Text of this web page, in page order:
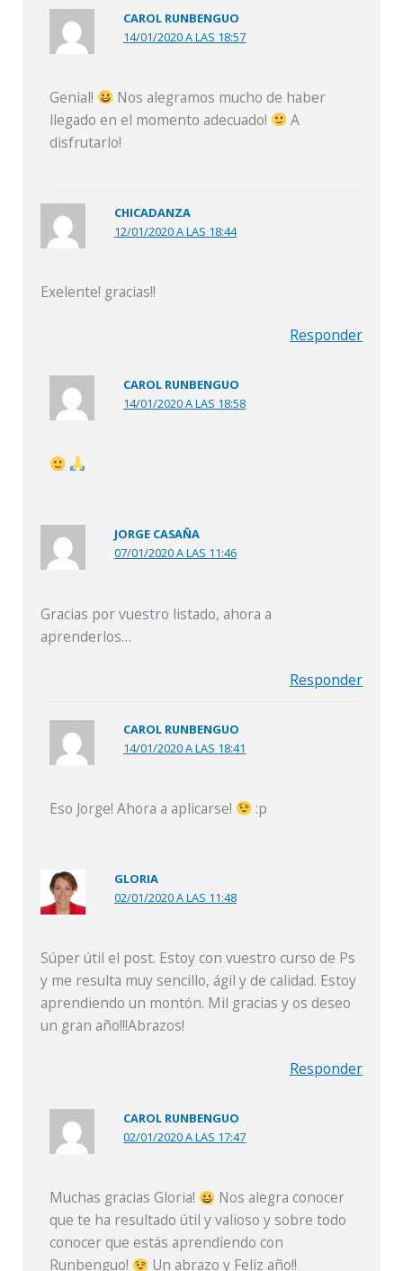
CAROL RUNBENGUO
14/01/2020 A LAS 18:57
Genial!
Nos alegramos mucho de haber
llegado en el momento adecuado!
A
disfrutarlo!
CHICADANZA
12/01/2020 A LAS 18:44
Exelente! gracias!!
Responder
CAROL RUNBENGUO
14/01/2020 A LAS 18:58
JORGE CASAÑA
07/01/2020 A LAS 11:46
Gracias por vuestro listado, ahora a
aprenderlos…
Responder
CAROL RUNBENGUO
14/01/2020 A LAS 18:41
Eso Jorge! Ahora a aplicarse! :p
GLORIA
02/01/2020 A LAS 11:48
Súper útil el post. Estoy con vuestro curso de Ps
y me resulta muy sencillo, ágil y de calidad. Estoy
aprendiendo un montón. Mil gracias y os deseo
un gran año!!!Abrazos!
Responder
CAROL RUNBENGUO
02/01/2020 A LAS 17:47
Muchas gracias Gloria!
Nos alegra conocer
que te ha resultado útil y valioso y sobre todo
conocer que estás aprendiendo con
Runbenguo!
Un abrazo y Feliz año!!